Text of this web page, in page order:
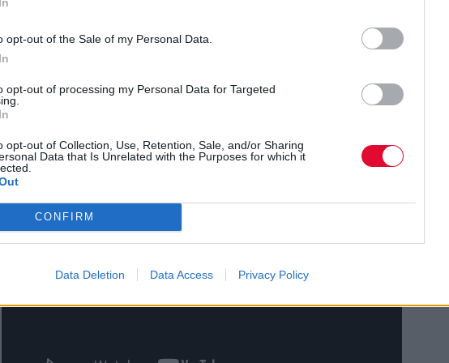
opt-out of the Sale of my Personal Data.
opt-out of processing my Personal Data for Targeted
opt-out of Collection, Use, Retention, Sale, and/or Sharing
Data that Is Unrelated with the Purposes for which it
CONFIRM
Data Deletion Data Access Privacy Policy
Ακούστε το "In My Dreams" παρακάτω: